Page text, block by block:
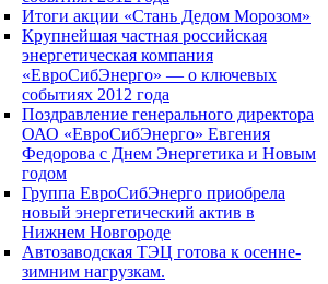
Итоги акции «Стань Дедом Морозом»
Крупнейшая частная российская
энергетическая компания
«ЕвроСибЭнерго» — о ключевых
событиях 2012 года
Поздравление генерального директора
ОАО «ЕвроСибЭнерго» Евгения
Федорова с Днем Энергетика и Новым
годом
Группа ЕвроСибЭнерго приобрела
новый энергетический актив в
Нижнем Новгороде
Автозаводская ТЭЦ готова к осенне-
зимним нагрузкам.